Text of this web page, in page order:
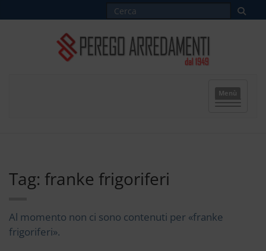
Menù
Tag: franke frigoriferi
Al momento non ci sono contenuti per «franke
frigoriferi».